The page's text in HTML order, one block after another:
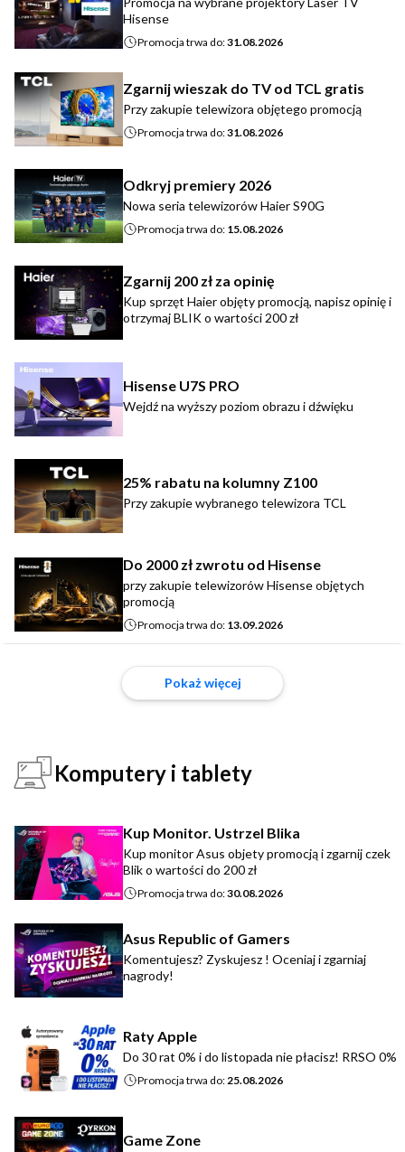
Hisense
Promocja trwa do:31.08.2026
Zgarnij wieszak do TV od TCL gratis
Przy zakupie telewizora objętego promocją
Promocja trwa do:31.08.2026
Odkryj premiery 2026
Nowa seria telewizorów Haier S90G
Promocja trwa do: 15.08.2026
Zgarnij 200 zł za opinię
Kup sprzęt Haier objęty promocją, napisz opinię i
otrzymaj BLIK o wartości 200 zł
Hisense U7S PRO
Wejdź na wyższy poziom obrazu i dźwięku
25% rabatu na kolumny Z100
Przy zakupie wybranego telewizora TCL
Do 2000 zł zwrotu od Hisense
przy zakupie telewizorów Hisense objętych
promocją
Promocja trwa do: 13.09.2026
Pokaż więcej
Komputery i tablety
Kup Monitor. Ustrzel Blika
Kup monitor Asus objety promocją i zgarnij czek
Blik o wartości do 200 zł
Promocja trwa do:30.08.2026
Asus Republic of Gamers
Komentujesz? Zyskujesz ! Oceniaj i zgarniaj
nagrody!
Raty Apple
Do 30 rat 0% i do listopada nie płacisz! RRSO 0%
Promocja trwa do: 25.08.2026
Game Zone